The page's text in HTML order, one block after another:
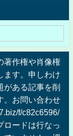
著作権や肖像権
ます。申しわけ
がある記事を削
。お問い合わせ
f/c82c6596/
ロードは行なっ